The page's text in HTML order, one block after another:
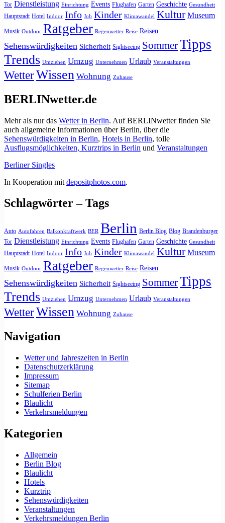
Tor Dienstleistung Einrichtung Events Flughafen Garten Geschichte Gesundheit
Hauptstadt Hotel Indoor Info Job Kinder Klimawandel Kultur Museum
Musik Outdoor Ratgeber Regenwetter Reise Reisen
Sehenswürdigkeiten Sicherheit Sightseeing SommerTipps
Trends Umziehen Umzug Unternehmen Urlaub Veranstaltungen
WetterWissen Wohnung Zuhause
BERLINwetter.de
Mehr als nur das Wetter in Berlin. Auf BERLINwetter finden Sie
auch allgemeine Informationen über Berlin, über die
Sehenswürdigkeiten in Berlin, Hotels in Berlin, tolle
Ausflugsmöglichkeiten, Kurztrips in Berlin und Veranstaltungen
Berliner Singles
In Kooperation mit depositphotos.com.
Schlagwörter – Tags
Auto Autofahren Balkonkraftwerk BER Berlin Berlin Blog Blog Brandenburger
Tor Dienstleistung Einrichtung Events Flughafen Garten Geschichte Gesundheit
Hauptstadt Hotel Indoor Info Job Kinder Klimawandel Kultur Museum
Musik Outdoor Ratgeber Regenwetter Reise Reisen
Sehenswürdigkeiten Sicherheit Sightseeing SommerTipps
Trends Umziehen Umzug Unternehmen Urlaub Veranstaltungen
WetterWissen Wohnung Zuhause
Navigation
Wetter und Jahreszeiten in Berlin
Datenschutzerklärung
Impressum
Sitemap
Schulferien Berlin
Blaulicht
Verkehrsmeldungen
Kategorien
Allgemein
Berlin Blog
Blaulicht
Hotels
Kurztrip
Sehenswürdigkeiten
Veranstaltungen
Verkehrsmeldungen Berlin